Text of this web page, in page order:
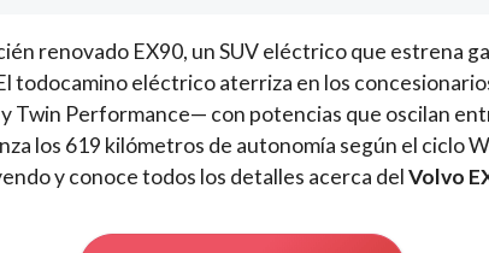
renovado EX90, un SUV eléctrico que estrena
todocamino eléctrico aterriza en los
Twin Performance— con potencias que oscilan
los 619 kilómetros de autonomía según el ciclo
y conoce todos los detalles acerca delVolvo